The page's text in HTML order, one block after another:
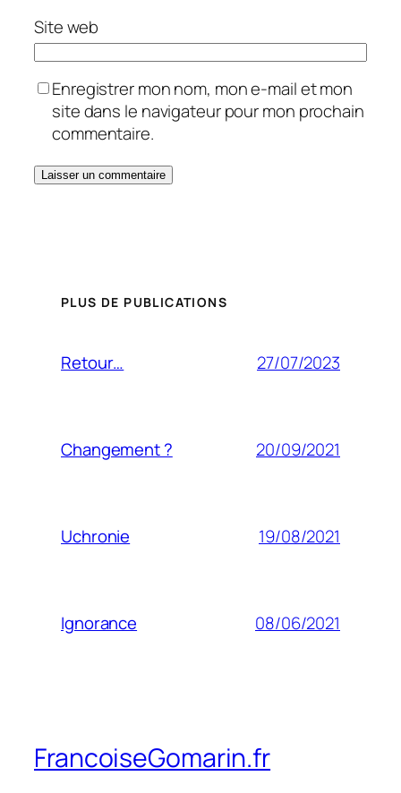
Site web
Enregistrer mon nom, mon e-mail et mon
site dans le navigateur pour mon prochain
commentaire.
PLUS DE PUBLICATIONS
Retour… 27/07/2023
Changement ? 20/09/2021
Uchronie 19/08/2021
Ignorance 08/06/2021
FrancoiseGomarin.fr